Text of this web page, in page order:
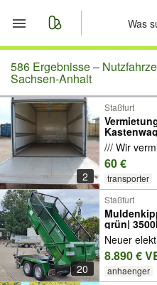
Start
Merkliste
Nachrichten
Anzeige aufgeben
586 Ergebnisse –
Sachsen-Anhalt
2
Staßfurt
/// Wir
60 €
transporter
20
Staßfurt
grün|
Neuer
8.890 €
anhaenger